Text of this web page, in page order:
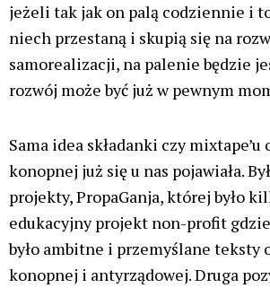
jeżeli tak jak on palą codziennie i
niech przestaną i skupią się na
samorealizacji, na palenie będzie
rozwój może być już w pewnym
Sama idea składanki czy mixtape’u
konopnej już się u nas pojawiała.
projekty, PropaGanja, której było
edukacyjny projekt non-profit gdzie
było ambitne i przemyślane teksty
konopnej i antyrządowej. Druga